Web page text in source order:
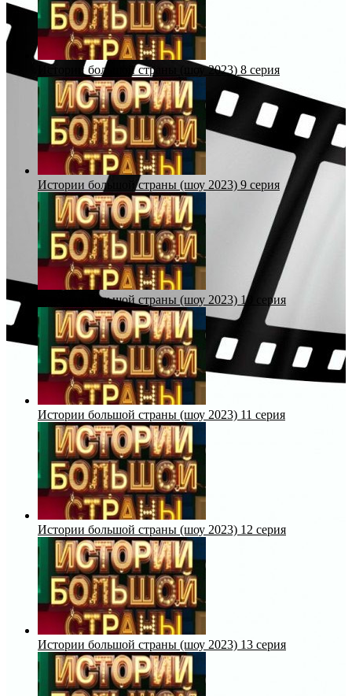
Истории большой страны (шоу 2023) 8 серия
Истории большой страны (шоу 2023) 9 серия
Истории большой страны (шоу 2023) 10 серия
Истории большой страны (шоу 2023) 11 серия
Истории большой страны (шоу 2023) 12 серия
Истории большой страны (шоу 2023) 13 серия